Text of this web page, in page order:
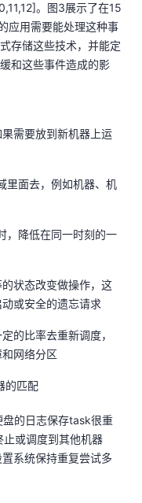
。图3展示了在15
应用需要能处理这种事
存储这些技术，并能定
和这些事件造成的影
需要放到新机器上运
里面去，例如机器、机
，降低在同一时刻的一
状态改变做操作，这
或安全的遗忘请求
的比率去重新调度，
网络分区
的匹配
的日志保存task很重
或调度到其他机器
系统保持重复尝试多